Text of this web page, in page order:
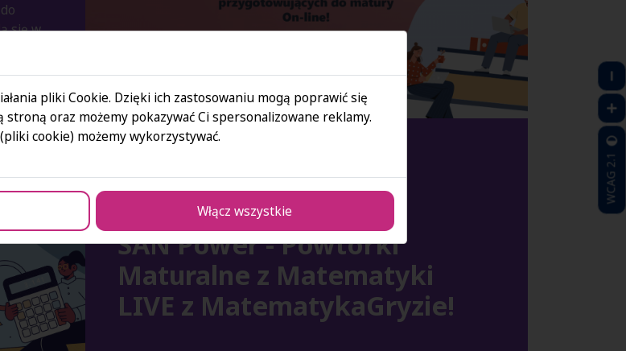
się w
w
SAN Power - Powtórki
Maturalne z Matematyki
LIVE z MatematykaGryzie!
WCAG 2.1
pliki Cookie. Dzięki ich zastosowaniu mogą poprawić się
stroną oraz możemy pokazywać Ci spersonalizowane reklamy.
cookie) możemy wykorzystywać.
Włącz wszystkie